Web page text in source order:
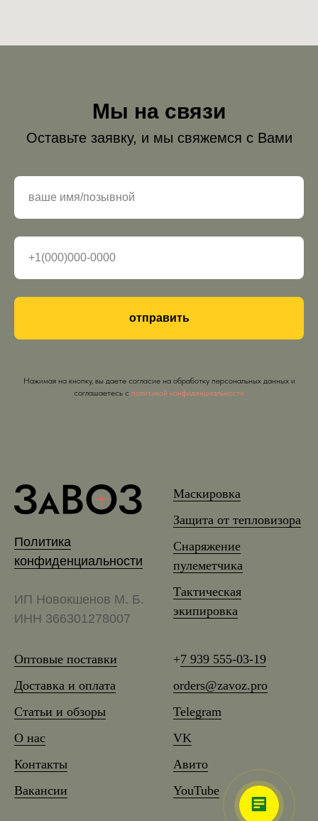
Мы на связи
Оставьте заявку, и мы свяжемся с Вами
отправить
Нажимая на кнопку, вы даете согласие на обработку персональных данных и
соглашаетесь c политикой конфиденциальности
Политика
конфиденциальности
ИП Новокшенов М. Б.
ИНН 366301278007
Маскировка
Защита от тепловизора
Снаряжение
пулеметчика
Тактическая
экипировка
Оптовые поставки
Доставка и оплата
Статьи и обзоры
О нас
Контакты
Вакансии
+7 939 555-03-19
orders@zavoz.pro
Telegram
VK
Авито
YouTube